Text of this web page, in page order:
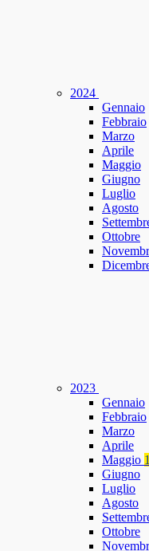
2024
Gennaio
Febbraio
Marzo
Aprile
Maggio
Giugno
Luglio
Agosto
Ottobre
2023
Gennaio
Febbraio
Marzo
Aprile
Maggio 1
Giugno
Luglio
Agosto
Ottobre